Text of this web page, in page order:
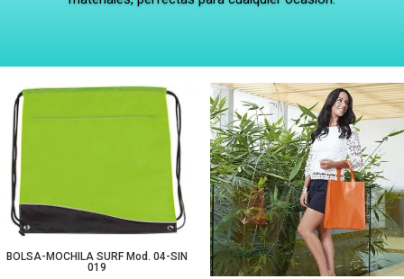
BOLSA-MOCHILA SURF Mod. 04-SIN
019